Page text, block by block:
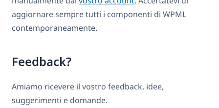
aggiornare sempre tutti i componenti di WPML
contemporaneamente.
Feedback?
Amiamo ricevere il vostro feedback, idee,
suggerimenti e domande.